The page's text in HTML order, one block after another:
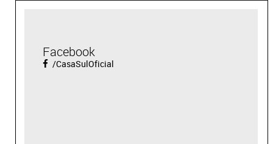
Facebook
/CasaSulOficial